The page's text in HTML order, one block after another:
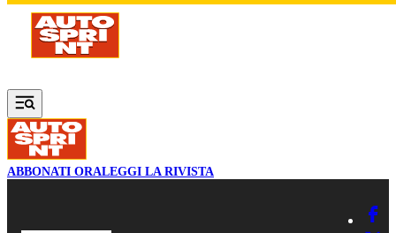
Vai al contenuto principale
ABBONATI ORALEGGI LA RIVISTA